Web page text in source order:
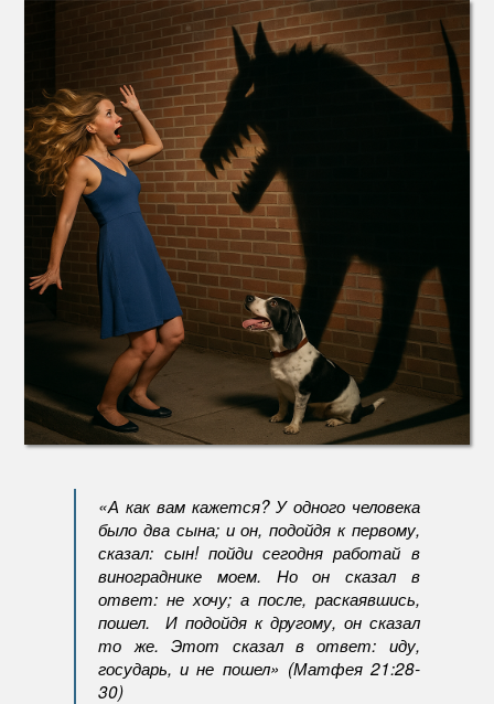
«А как вам кажется? У одного человека
было два сына; и он, подойдя к первому,
сказал: сын! пойди сегодня работай в
винограднике моем. Но он сказал в
ответ: не хочу; а после, раскаявшись,
пошел. И подойдя к другому, он сказал
то же. Этот сказал в ответ: иду,
государь, и не пошел» (Матфея 21:28-
30)